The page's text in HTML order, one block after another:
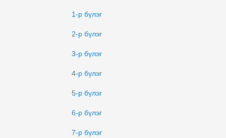
1-р бүлэг
2-р бүлэг
3-р бүлэг
4-р бүлэг
5-р бүлэг
6-р бүлэг
7-р бүлэг